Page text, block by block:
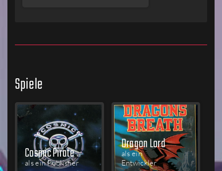
Spiele
Cosmic Pirate
als ein Publisher
Dragon Lord
als ein
Entwickler